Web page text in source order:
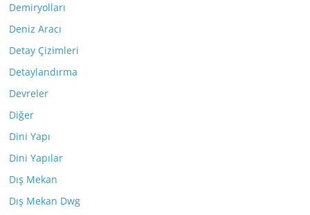
Demiryolları
Deniz Aracı
Detay Çizimleri
Detaylandırma
Devreler
Diğer
Dini Yapı
Dini Yapılar
Dış Mekan
Dış Mekan Dwg